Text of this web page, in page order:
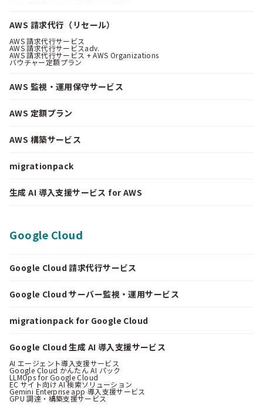
AWS 請求代行（リセール）
AWS 請求代行サービス
AWS 請求代行サービスadv.
AWS 請求代行サービス + AWS Organizations
バウチャー定額プラン
AWS 監視・運用保守サービス
AWS 定額プラン
AWS 構築サービス
migrationpack
生成 AI 導入支援サービス for AWS
Google Cloud
Google Cloud 請求代行サービス
Google Cloud サーバー監視・運用サービス
migrationpack for Google Cloud
Google Cloud 生成 AI 導入支援サービス
AI エージェント導入支援サービス
Google Cloud かんたん AI パック
LLMOps for Google Cloud
EC サイト向け AI 検索ソリューション
Gemini Enterprise app 導入支援サービス
GPU 調達・構築支援サービス